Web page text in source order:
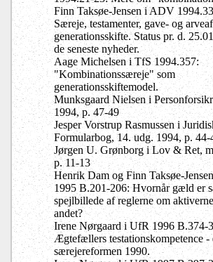
Finn Taksøe-Jensen i ADV
Særeje, testamenter, gave- og
generationsskifte. Status pr. d.
de seneste nyheder.
Aage Michelsen i TfS 1994.357:
"Kombinationssæreje" som
generationsskiftemodel.
Munksgaard Nielsen i
1994, p. 47-49
Jesper Vorstrup Rasmussen i
Formularbog, 14. udg. 1994, p. 44-
Jørgen U. Grønborg i Lov & Ret,
p. 11-13
Henrik Dam og Finn Taksøe-
1995 B.201-206: Hvornår gæld er
spejlbillede af reglerne om
andet?
Irene Nørgaard i UfR 1996 B.374-
Ægtefællers testationskompetence -
særejereformen 1990.